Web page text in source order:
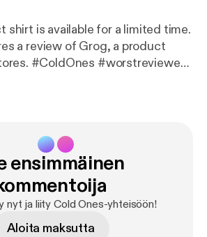
shirt is available for a limited time.
a review of Grog, a product
[
ensimmäinen
nyt ja liity Cold Ones-yhteisöön!
Aloita maksutta